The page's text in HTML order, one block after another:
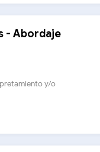
- Abordaje
y/o